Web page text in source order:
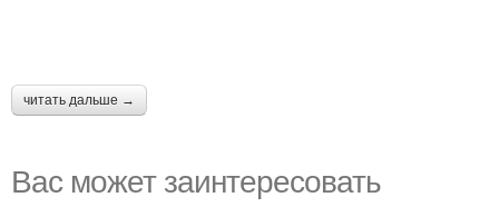
читать дальше →
Вас может заинтересовать